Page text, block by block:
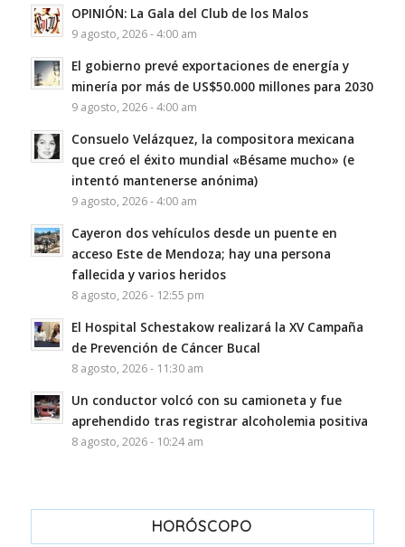
OPINIÓN: La Gala del Club de los Malos
9 agosto, 2026 - 4:00 am
El gobierno prevé exportaciones de energía y
minería por más de US$50.000 millones para 2030
9 agosto, 2026 - 4:00 am
Consuelo Velázquez, la compositora mexicana
que creó el éxito mundial «Bésame mucho» (e
intentó mantenerse anónima)
9 agosto, 2026 - 4:00 am
Cayeron dos vehículos desde un puente en
acceso Este de Mendoza; hay una persona
fallecida y varios heridos
8 agosto, 2026 - 12:55 pm
El Hospital Schestakow realizará la XV Campaña
de Prevención de Cáncer Bucal
8 agosto, 2026 - 11:30 am
Un conductor volcó con su camioneta y fue
aprehendido tras registrar alcoholemia positiva
8 agosto, 2026 - 10:24 am
HORÓSCOPO